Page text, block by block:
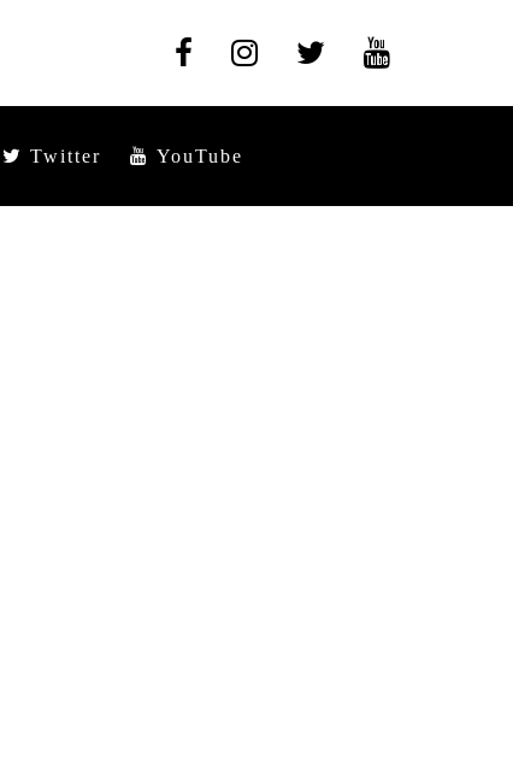
Twitter YouTube